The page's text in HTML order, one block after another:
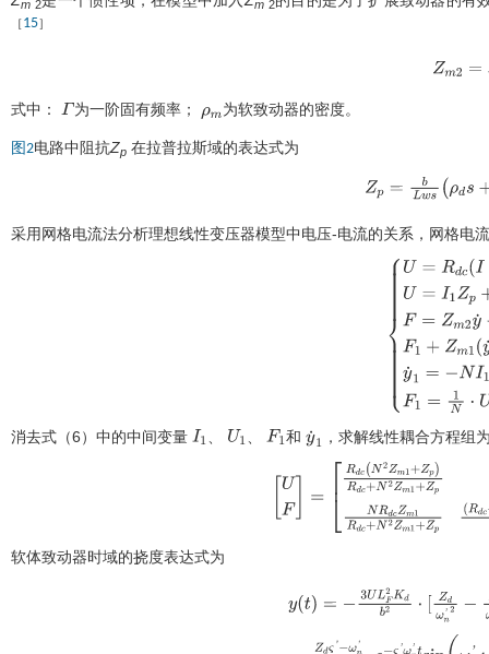
m 2 m 2
［15］
Zm2 =s3
式中： Γ 为一阶固有频率； ρm为软致动器的密度。
图2电路中阻抗Zp 在拉普拉斯域的表达式为
Zp=bL wsρds+1ε =
采用网格电流法分析理想线性变压器模型中电压-电流的关系，网格电
=
)U I1Z +U1
y
+ m
消去式（6） 中的中间变量 I1 U1 F1和 y˙1 ，求解线性耦合方程组
F= Rdc N m1+ p Zm
软体致动器时域的挠度表达式为
- L ω